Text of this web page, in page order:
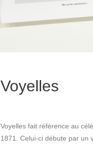
Voyelles
Voyelles fait référence au
1871. Celui-ci débute par un